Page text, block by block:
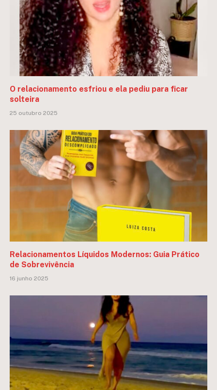
O relacionamento esfriou e ela pediu para ficar
solteira
25 outubro 2025
Relacionamentos Líquidos Modernos: Guia Prático
de Sobrevivência
16 junho 2025